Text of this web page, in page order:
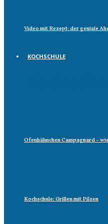
Video mit Rezept: der geniale
KOCHSCHULE
Ofenhähnchen Campagnard –
Kochschule: Grillen mit Pilzen